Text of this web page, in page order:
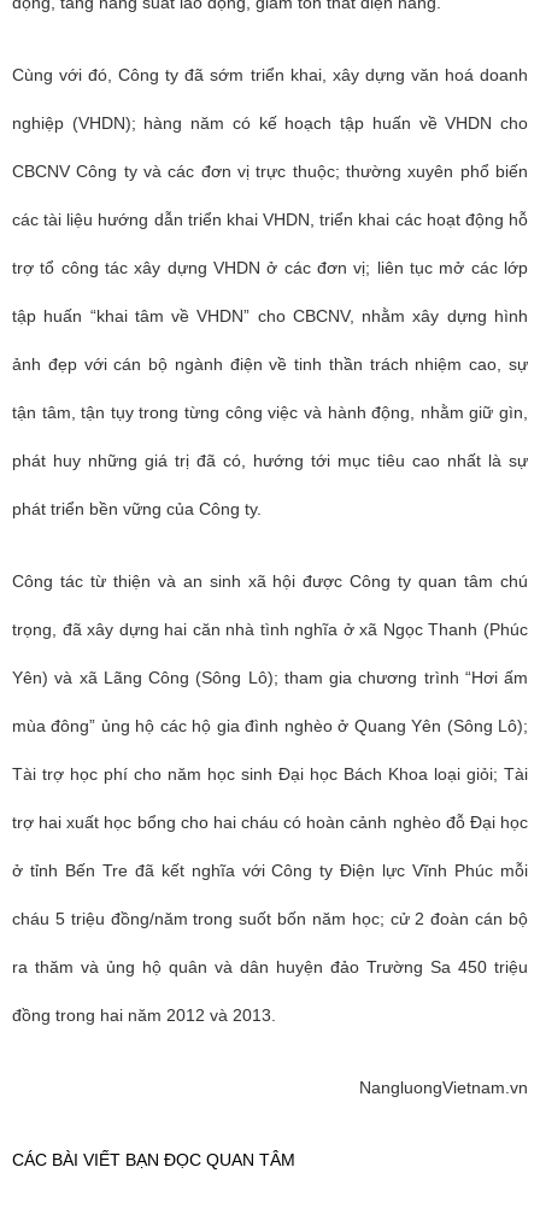
Cùng với đó, Công ty đã sớm triển khai, xây dựng văn hoá doanh
nghiệp (VHDN); hàng năm có kế hoạch tập huấn về VHDN cho
CBCNV Công ty và các đơn vị trực thuộc; thường xuyên phổ biến
các tài liệu hướng dẫn triển khai VHDN, triển khai các hoạt động hỗ
trợ tổ công tác xây dựng VHDN ở các đơn vị; liên tục mở các lớp
tập huấn “khai tâm về VHDN” cho CBCNV, nhằm xây dựng hình
ảnh đẹp với cán bộ ngành điện về tinh thần trách nhiệm cao, sự
tận tâm, tận tụy trong từng công việc và hành động, nhằm giữ gìn,
phát huy những giá trị đã có, hướng tới mục tiêu cao nhất là sự
phát triển bền vững của Công ty.
Công tác từ thiện và an sinh xã hội được Công ty quan tâm chú
trọng, đã xây dựng hai căn nhà tình nghĩa ở xã Ngọc Thanh (Phúc
Yên) và xã Lãng Công (Sông Lô); tham gia chương trình “Hơi ấm
mùa đông” ủng hộ các hộ gia đình nghèo ở Quang Yên (Sông Lô);
Tài trợ học phí cho năm học sinh Đại học Bách Khoa loại giỏi; Tài
trợ hai xuất học bổng cho hai cháu có hoàn cảnh nghèo đỗ Đại học
ở tỉnh Bến Tre đã kết nghĩa với Công ty Điện lực Vĩnh Phúc mỗi
cháu 5 triệu đồng/năm trong suốt bốn năm học; cử 2 đoàn cán bộ
ra thăm và ủng hộ quân và dân huyện đảo Trường Sa 450 triệu
đồng trong hai năm 2012 và 2013.
NangluongVietnam.vn
CÁC BÀI VIẾT BẠN ĐỌC QUAN TÂM